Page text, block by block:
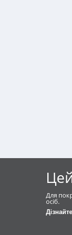
Для
осіб.